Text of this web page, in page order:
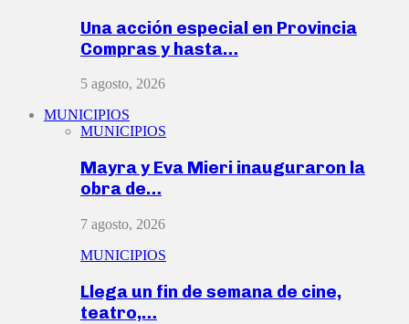
Una acción especial en Provincia
Compras y hasta…
5 agosto, 2026
MUNICIPIOS
MUNICIPIOS
Mayra y Eva Mieri inauguraron la
obra de…
7 agosto, 2026
MUNICIPIOS
Llega un fin de semana de cine,
teatro,…